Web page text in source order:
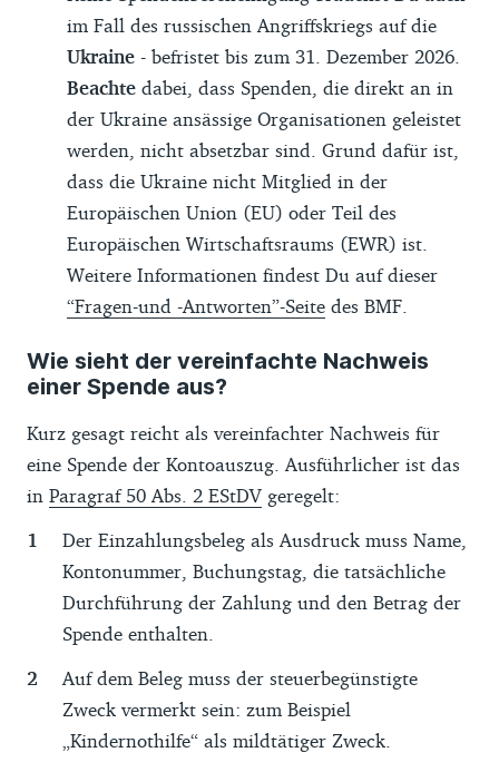
im Fall des russischen Angriffskriegs auf die
Ukraine - befristet bis zum 31. Dezember 2026.
Beachte dabei, dass Spenden, die direkt an in
der Ukraine ansässige Organisationen geleistet
werden, nicht absetzbar sind. Grund dafür ist,
dass die Ukraine nicht Mitglied in der
Europäischen Union (EU) oder Teil des
Europäischen Wirtschaftsraums (EWR) ist.
Weitere Informationen findest Du auf dieser
“Fragen-und -Antworten”-Seite des BMF.
Wie sieht der vereinfachte Nachweis
einer Spende aus?
Kurz gesagt reicht als vereinfachter Nachweis für
eine Spende der Kontoauszug. Ausführlicher ist das
in Paragraf 50 Abs. 2 EStDV geregelt:
Der Einzahlungsbeleg als Ausdruck muss Name,
Kontonummer, Buchungstag, die tatsächliche
Durchführung der Zahlung und den Betrag der
Spende enthalten.
Auf dem Beleg muss der steuerbegünstigte
Zweck vermerkt sein: zum Beispiel
„Kindernothilfe“ als mildtätiger Zweck.